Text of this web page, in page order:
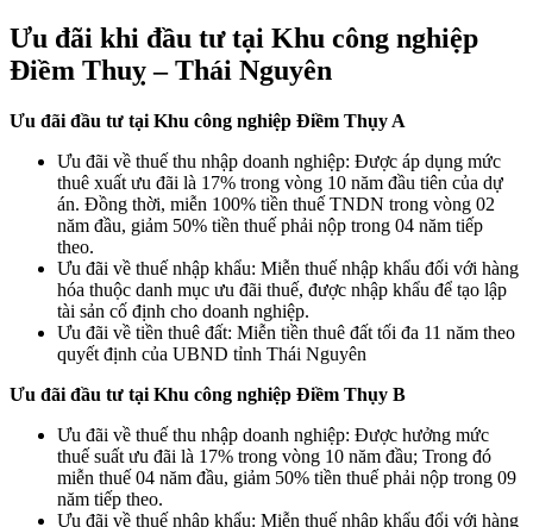
Ưu đãi khi đầu tư tại Khu công nghiệp
Điềm Thuỵ – Thái Nguyên
Ưu đãi đầu tư tại Khu công nghiệp Điềm Thụy A
Ưu đãi về thuế thu nhập doanh nghiệp: Được áp dụng mức
thuê xuất ưu đãi là 17% trong vòng 10 năm đầu tiên của dự
án. Đồng thời, miễn 100% tiền thuế TNDN trong vòng 02
năm đầu, giảm 50% tiền thuế phải nộp trong 04 năm tiếp
theo.
Ưu đãi về thuế nhập khẩu: Miễn thuế nhập khẩu đối với hàng
hóa thuộc danh mục ưu đãi thuế, được nhập khẩu để tạo lập
tài sản cố định cho doanh nghiệp.
Ưu đãi về tiền thuê đất: Miễn tiền thuê đất tối đa 11 năm theo
quyết định của UBND tỉnh Thái Nguyên
Ưu đãi đầu tư tại Khu công nghiệp Điềm Thụy B
Ưu đãi về thuế thu nhập doanh nghiệp: Được hưởng mức
thuế suất ưu đãi là 17% trong vòng 10 năm đầu; Trong đó
miễn thuế 04 năm đầu, giảm 50% tiền thuế phải nộp trong 09
năm tiếp theo.
Ưu đãi về thuế nhập khẩu: Miễn thuế nhập khẩu đổi với hàng